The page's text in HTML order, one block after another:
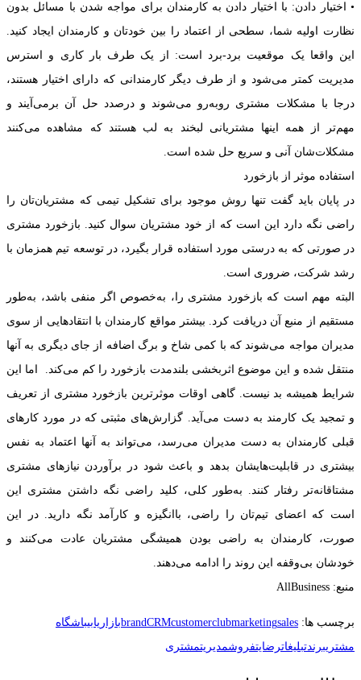
• اختیار دادن: با اختیار دادن به کارمندان برای مواجه شدن با مسائل بدون
نظارت اولیه شما، سطحی از اعتماد را بین خودتان و کارمندان ایجاد کنید.
این واقعا یک موقعیت برد-برد است: از یک طرف بار کاری و استرس
مدیریت کمتر می‌شود و از طرف دیگر کارمندانی که دارای اختیار هستند،
درجا با مشکلات مشتری روبه‌رو می‌شوند و درصدد حل آن برمی‌آیند و
مهم‌تر از همه اینها مشتریانی لبخند به لب هستند که مشاهده می‌کنند
مشکلات‌شان آنی و سریع حل شده است.
استفاده موثر از بازخورد
در پایان باید گفت تنها روش موجود برای تشکیل تیمی که مشتریان‌تان را
راضی نگه ‌دارد این است که از خود مشتریان سوال کنید. بازخورد مشتری
در صورتی که به درستی مورد استفاده قرار بگیرد، در توسعه تیم همزمان با
رشد شرکت، ضروری است.
البته مهم است که بازخورد مشتری را، به‌خصوص اگر منفی باشد، به‌طور
مستقیم از منبع آن دریافت کرد. بیشتر مواقع کارمندان با انتقاد‌هایی از سوی
مدیران مواجه می‌شوند که با کمی شاخ و برگ اضافه از جای دیگری به آنها
منتقل شده و این موضوع اثربخشی بلندمدت بازخورد را کم می‌کند. اما این
شرایط همیشه بد نیست. گاهی اوقات موثرترین بازخورد مشتری از تعریف
و تمجید یک کارمند به دست می‌آید. گزارش‌های مثبتی که در مورد کارهای
قبلی کارمندان به دست مدیران می‌رسد، می‌تواند به آنها اعتماد به نفس
بیشتری در قابلیت‌هایشان بدهد و باعث شود در برآوردن نیازهای مشتری
مشتاقانه‌تر رفتار کنند. به‌طور کلی، کلید راضی نگه داشتن مشتری این
است که اعضای تیم‌تان را راضی، باانگیزه و کارآمد نگه دارید. در این
صورت، کارمندان به راضی بودن همیشگی مشتریان عادت می‌کنند و
خودشان بی‌وقفه این روند را ادامه می‌دهند.
منبع: AllBusiness
برچسب ها: brandCRMcustomerclubmarketingsales بازاریابیباشگاه
مشتریبرندتبلیغاترضایتفروشمدیریتمشتری